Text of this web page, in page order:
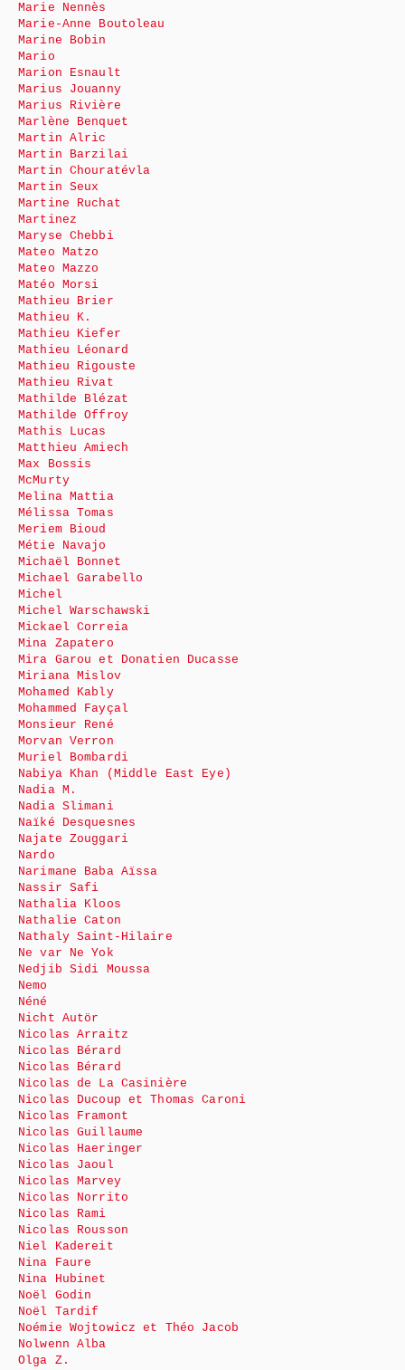
Marie Nennès
Marie-Anne Boutoleau
Marine Bobin
Mario
Marion Esnault
Marius Jouanny
Marius Rivière
Marlène Benquet
Martin Alric
Martin Barzilai
Martin Chouratévla
Martin Seux
Martine Ruchat
Martinez
Maryse Chebbi
Mateo Matzo
Mateo Mazzo
Matéo Morsi
Mathieu Brier
Mathieu K.
Mathieu Kiefer
Mathieu Léonard
Mathieu Rigouste
Mathieu Rivat
Mathilde Blézat
Mathilde Offroy
Mathis Lucas
Matthieu Amiech
Max Bossis
McMurty
Melina Mattia
Mélissa Tomas
Meriem Bioud
Métie Navajo
Michaël Bonnet
Michael Garabello
Michel
Michel Warschawski
Mickael Correia
Mina Zapatero
Mira Garou et Donatien Ducasse
Miriana Mislov
Mohamed Kably
Mohammed Fayçal
Monsieur René
Morvan Verron
Muriel Bombardi
Nabiya Khan (Middle East Eye)
Nadia M.
Nadia Slimani
Naïké Desquesnes
Najate Zouggari
Nardo
Narimane Baba Aïssa
Nassir Safi
Nathalia Kloos
Nathalie Caton
Nathaly Saint-Hilaire
Ne var Ne Yok
Nedjib Sidi Moussa
Nemo
Néné
Nicht Autör
Nicolas Arraitz
Nicolas Bérard
Nicolas Bérard
Nicolas de La Casinière
Nicolas Ducoup et Thomas Caroni
Nicolas Framont
Nicolas Guillaume
Nicolas Haeringer
Nicolas Jaoul
Nicolas Marvey
Nicolas Norrito
Nicolas Rami
Nicolas Rousson
Niel Kadereit
Nina Faure
Nina Hubinet
Noël Godin
Noël Tardif
Noémie Wojtowicz et Théo Jacob
Nolwenn Alba
Olga Z.